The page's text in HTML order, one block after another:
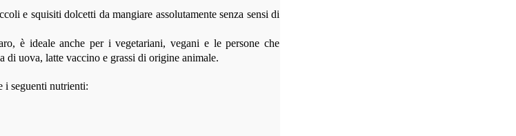
e squisiti dolcetti da mangiare assolutamente senza sensi di
è ideale anche per i vegetariani, vegani e le persone che
di uova, latte vaccino e grassi di origine animale.
i seguenti nutrienti: